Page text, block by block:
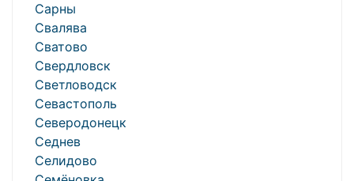
Сарны
Свалява
Сватово
Свердловск
Светловодск
Севастополь
Северодонецк
Седнев
Селидово